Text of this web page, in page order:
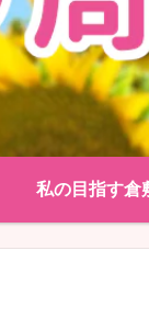
私の目指す倉